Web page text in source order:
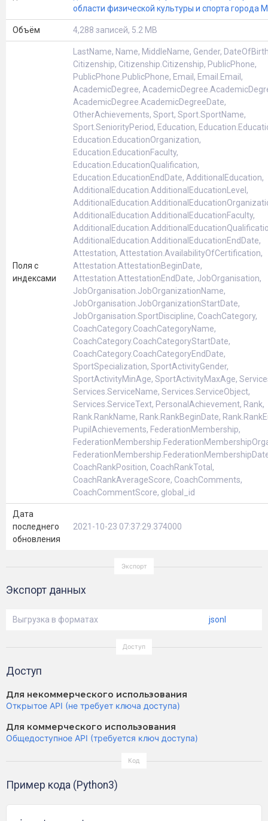
области физической культуры и спорта города
Объём 4,288 записей, 5.2 MB
Поля с
индексами
LastName, Name, MiddleName, Gender,
Citizenship, Citizenship.Citizenship, PublicPhone,
PublicPhone.PublicPhone, Email, Email.Email,
AcademicDegree,
AcademicDegree.AcademicDegreeDate,
OtherAchievements, Sport, Sport.SportName,
Sport.SeniorityPeriod, Education,
Education.EducationOrganization,
Education.EducationFaculty,
Education.EducationQualification,
Education.EducationEndDate, AdditionalEducation,
AdditionalEducation.AdditionalEducationLevel,
AdditionalEducation.AdditionalEducationFaculty,
AdditionalEducation.AdditionalEducationEndDate,
Attestation, Attestation.AvailabilityOfCertification,
Attestation.AttestationBeginDate,
Attestation.AttestationEndDate, JobOrganisation,
JobOrganisation.JobOrganizationName,
JobOrganisation.JobOrganizationStartDate,
JobOrganisation.SportDiscipline, CoachCategory,
CoachCategory.CoachCategoryName,
CoachCategory.CoachCategoryStartDate,
CoachCategory.CoachCategoryEndDate,
SportSpecialization, SportActivityGender,
SportActivityMinAge, SportActivityMaxAge,
Services.ServiceName, Services.ServiceObject,
Services.ServiceText, PersonalAchievement, Rank,
Rank.RankName, Rank.RankBeginDate,
PupilAchievements, FederationMembership,
CoachRankPosition, CoachRankTotal,
CoachRankAverageScore, CoachComments,
CoachCommentScore, global_id
Дата
последнего
обновления
2021-10-23 07:37:29.374000
Экспорт данных
Выгрузка в форматах jsonl
Доступ
Для некоммерческого использования
Открытое API (не требует ключа доступа)
Для коммерческого использования
Общедоступное API (требуется ключ доступа)
Пример кода (Python3)